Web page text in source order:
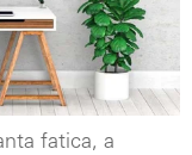
fatica, a